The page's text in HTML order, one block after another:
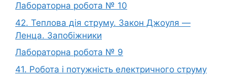
Лабораторна робота № 10
42. Теплова дія струму. Закон Джоуля —
Ленца. Запобіжники
Лабораторна робота № 9
41. Робота і потужність електричного струму